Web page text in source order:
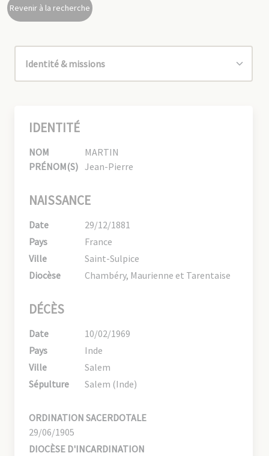
Revenir à la recherche
IDENTITÉ
NOM
MARTIN
PRÉNOM(S) Jean-Pierre
NAISSANCE
Date
29/12/1881
Pays
France
Ville
Saint-Sulpice
Diocèse
Chambéry, Maurienne et Tarentaise
DÉCÈS
Date
10/02/1969
Pays
Inde
Ville
Salem
Sépulture
Salem (Inde)
ORDINATION SACERDOTALE
29/06/1905
DIOCÈSE D'INCARDINATION